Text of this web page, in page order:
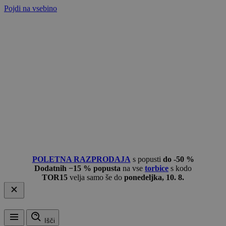
Pojdi na vsebino
POLETNA RAZPRODAJA s popusti do -50 %
Dodatnih −15 % popusta na vse torbice s kodo
TOR15 velja samo še do ponedeljka, 10. 8.
Išči